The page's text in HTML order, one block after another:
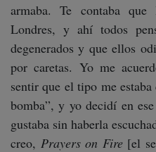
armaba. Te contaba
Londres, y ahí todos
degenerados y que ellos
por caretas. Yo me
sentir que el tipo me
bomba”, y yo decidí en
gustaba sin haberla
creo, Prayers on Fire[el